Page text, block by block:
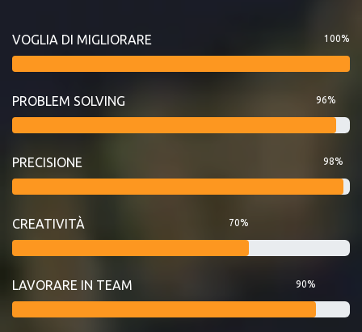
VOGLIA DI MIGLIORARE 100%
PROBLEM SOLVING 96%
PRECISIONE 98%
CREATIVITÀ 70%
LAVORARE IN TEAM 90%